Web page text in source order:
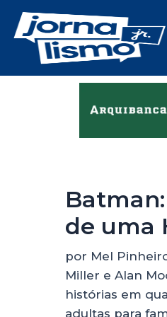
de uma
por Mel
Miller e Alan
histórias em
adultas para